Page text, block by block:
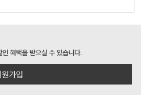
혜택을 받으실 수 있습니다.
원가입